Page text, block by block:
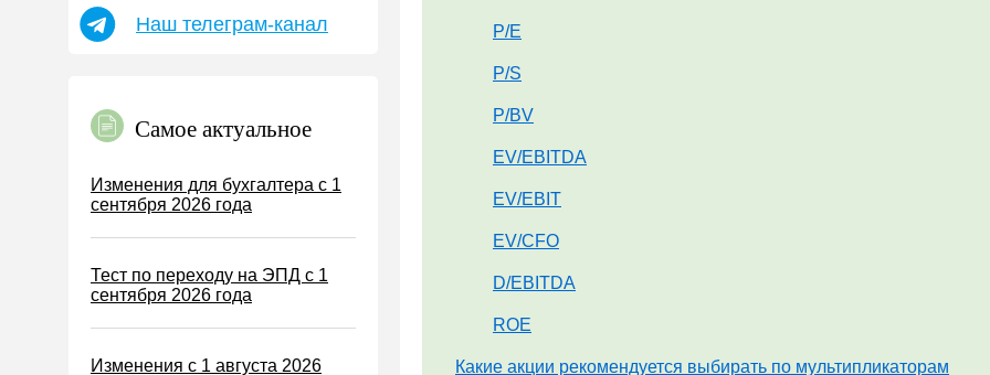
УСН
Земельный налог
Налог на рекламу
Торговый сбор
Туристический налог
Наш телеграм-канал
Самое актуальное
Изменения для бухгалтера с 1
сентября 2026 года
Тест по переходу на ЭПД с 1
сентября 2026 года
Изменения с 1 августа 2026
P/E
P/S
P/BV
EV/EBITDA
EV/EBIT
EV/CFO
D/EBITDA
ROE
Какие акции рекомендуется выбирать по мультипликаторам